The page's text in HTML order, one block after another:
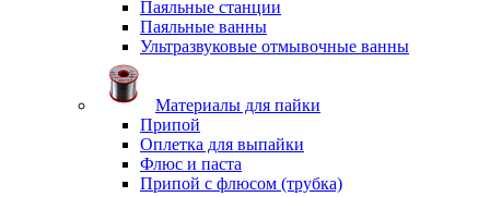
Паяльные станции
Паяльные ванны
Ультразвуковые отмывочные ванны
Материалы для пайки
Припой
Оплетка для выпайки
Флюс и паста
Припой с флюсом (трубка)